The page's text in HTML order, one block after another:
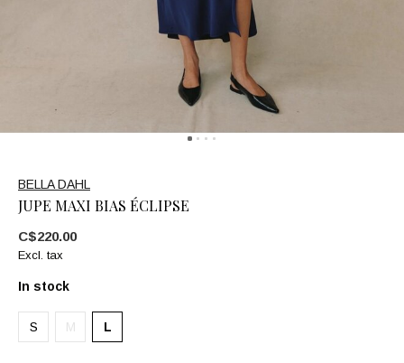
BELLA DAHL
JUPE MAXI BIAS ÉCLIPSE
C$220.00
Excl. tax
In stock
S M L